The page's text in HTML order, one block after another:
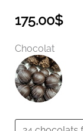
175.00$
Chocolat
quantité
de
Arrangement
Valencia